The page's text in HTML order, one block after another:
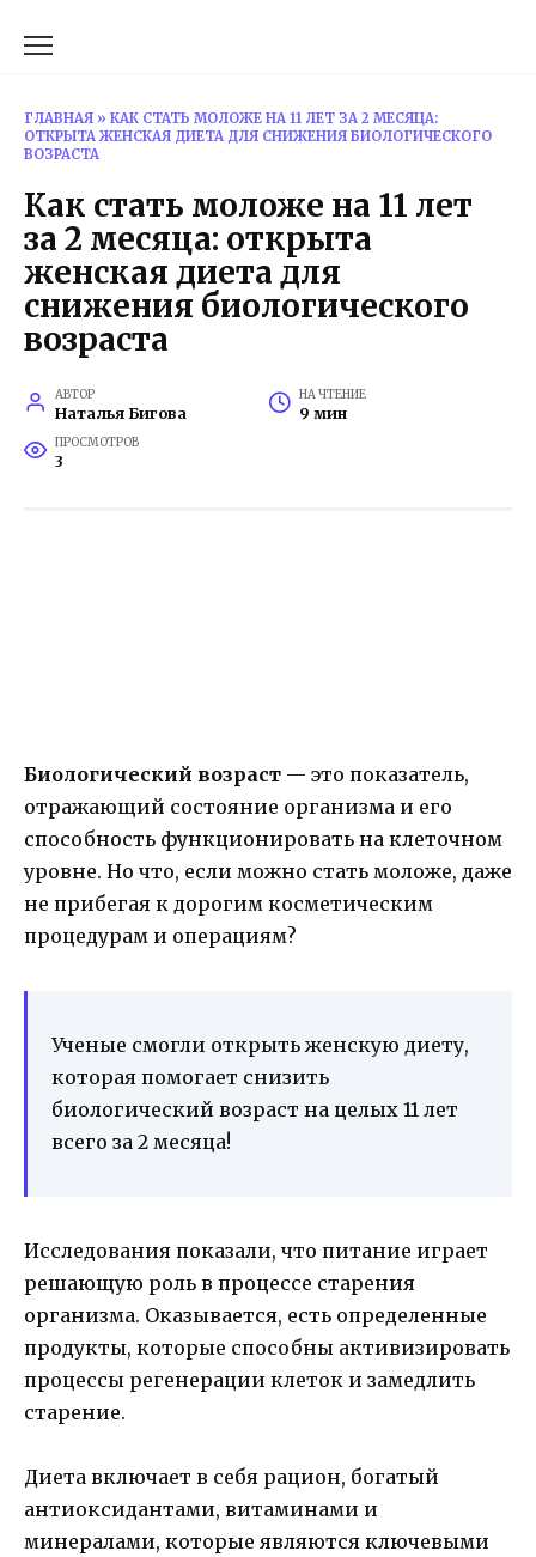
ГЛАВНАЯ » КАК СТАТЬ МОЛОЖЕ НА 11 ЛЕТ ЗА 2 МЕСЯЦА:
ОТКРЫТА ЖЕНСКАЯ ДИЕТА ДЛЯ СНИЖЕНИЯ БИОЛОГИЧЕСКОГО
ВОЗРАСТА
Как стать моложе на 11 лет
за 2 месяца: открыта
женская диета для
снижения биологического
возраста
АВТОР
Наталья Бигова
НА ЧТЕНИЕ
9 мин
ПРОСМОТРОВ
3
Биологический возраст — это показатель,
отражающий состояние организма и его
способность функционировать на клеточном
уровне. Но что, если можно стать моложе, даже
не прибегая к дорогим косметическим
процедурам и операциям?
Ученые смогли открыть женскую диету,
которая помогает снизить
биологический возраст на целых 11 лет
всего за 2 месяца!
Исследования показали, что питание играет
решающую роль в процессе старения
организма. Оказывается, есть определенные
продукты, которые способны активизировать
процессы регенерации клеток и замедлить
старение.
Диета включает в себя рацион, богатый
антиоксидантами, витаминами и
минералами, которые являются ключевыми